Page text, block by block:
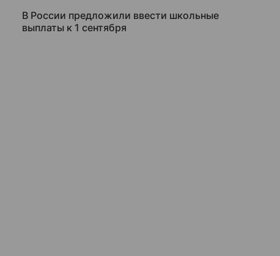
В России предложили ввести школьные
выплаты к 1 сентября